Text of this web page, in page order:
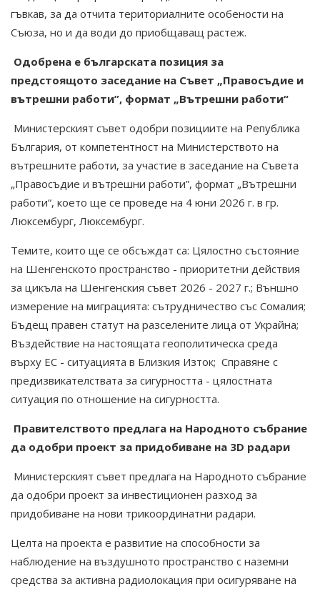
гъвкав, за да отчита териториалните особености на
Съюза, но и да води до приобщаващ растеж.
Одобрена е българската позиция за
предстоящото заседание на Съвет „Правосъдие и
вътрешни работи”, формат „Вътрешни работи“
Министерският съвет одобри позициите на Република
България, от компетентност на Министерството на
вътрешните работи, за участие в заседание на Съвета
„Правосъдие и вътрешни работи”, формат „Вътрешни
работи“, което ще се проведе на 4 юни 2026 г. в гр.
Люксембург, Люксембург.
Темите, които ще се обсъждат са: Цялостно състояние
на Шенгенското пространство - приоритетни действия
за цикъла на Шенгенския съвет 2026 - 2027 г.; Външно
измерение на миграцията: сътрудничество със Сомалия;
Бъдещ правен статут на разселените лица от Украйна;
Въздействие на настоящата геополитическа среда
върху ЕС - ситуацията в Близкия Изток; Справяне с
предизвикателствата за сигурността - цялостната
ситуация по отношение на сигурността.
Правителството предлага на Народното събрание
да одобри проект за придобиване на 3D радари
Министерският съвет предлага на Народното събрание
да одобри проект за инвестиционен разход за
придобиване на нови трикоординатни радари.
Целта на проекта е развитие на способности за
наблюдение на въздушното пространство с наземни
средства за активна радиолокация при осигуряване на